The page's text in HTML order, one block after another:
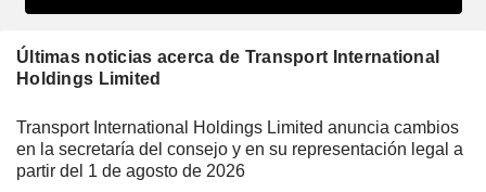
Últimas noticias acerca de Transport International
Holdings Limited
Transport International Holdings Limited anuncia cambios
en la secretaría del consejo y en su representación legal a
partir del 1 de agosto de 2026